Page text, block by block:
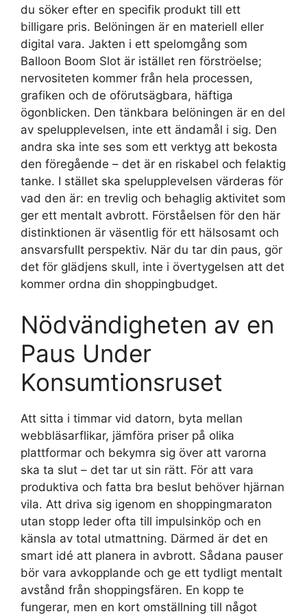
du söker efter en specifik produkt till ett
billigare pris. Belöningen är en materiell eller
digital vara. Jakten i ett spelomgång som
Balloon Boom Slot är istället ren förströelse;
nervositeten kommer från hela processen,
grafiken och de oförutsägbara, häftiga
ögonblicken. Den tänkbara belöningen är en del
av spelupplevelsen, inte ett ändamål i sig. Den
andra ska inte ses som ett verktyg att bekosta
den föregående – det är en riskabel och felaktig
tanke. I stället ska spelupplevelsen värderas för
vad den är: en trevlig och behaglig aktivitet som
ger ett mentalt avbrott. Förståelsen för den här
distinktionen är väsentlig för ett hälsosamt och
ansvarsfullt perspektiv. När du tar din paus, gör
det för glädjens skull, inte i övertygelsen att det
kommer ordna din shoppingbudget.
Nödvändigheten av en
Paus Under
Konsumtionsruset
Att sitta i timmar vid datorn, byta mellan
webbläsarflikar, jämföra priser på olika
plattformar och bekymra sig över att varorna
ska ta slut – det tar ut sin rätt. För att vara
produktiva och fatta bra beslut behöver hjärnan
vila. Att driva sig igenom en shoppingmaraton
utan stopp leder ofta till impulsinköp och en
känsla av total utmattning. Därmed är det en
smart idé att planera in avbrott. Sådana pauser
bör vara avkopplande och ge ett tydligt mentalt
avstånd från shoppingsfären. En kopp te
fungerar, men en kort omställning till något